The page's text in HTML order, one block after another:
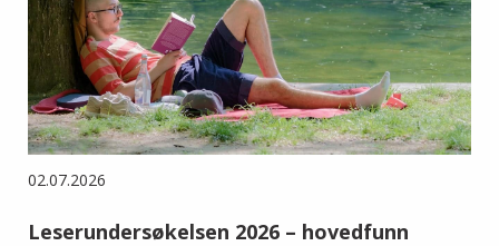
02.07.2026
Leserundersøkelsen 2026 – hovedfunn